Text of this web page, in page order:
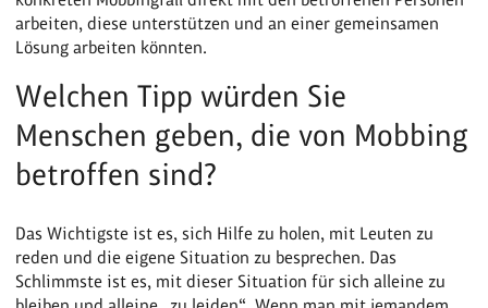
arbeiten, diese unterstützen und an einer gemeinsamen
Lösung arbeiten könnten.
Welchen Tipp würden Sie
Menschen geben, die von Mobbing
betroffen sind?
Das Wichtigste ist es, sich Hilfe zu holen, mit Leuten zu
reden und die eigene Situation zu besprechen. Das
Schlimmste ist es, mit dieser Situation für sich alleine zu